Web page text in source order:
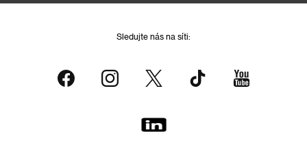
Sledujte nás na síti: